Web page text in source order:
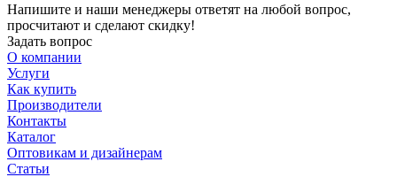
Напишите и наши менеджеры ответят на любой вопрос,
просчитают и сделают скидку!
Задать вопрос
О компании
Услуги
Как купить
Производители
Контакты
Каталог
Оптовикам и дизайнерам
Статьи